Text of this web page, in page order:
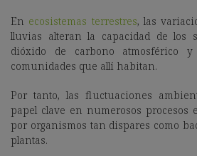
En ecosistemas terrestres, las
lluvias alteran la capacidad de los
dióxido de carbono atmosférico
comunidades que allí habitan.
Por tanto, las fluctuaciones
papel clave en numerosos procesos
por organismos tan dispares como
plantas.